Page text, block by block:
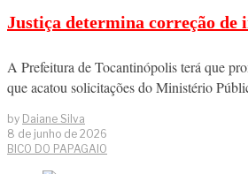
Justiça determina correção de
A Prefeitura de Tocantinópolis terá que
que acatou solicitações do Ministério
by Daiane Silva
8 de junho de 2026
BICO DO PAPAGAIO